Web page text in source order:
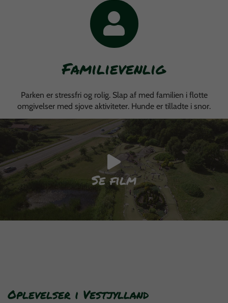
Familievenlig
Parken er stressfri og rolig. Slap af med familien i flotte
omgivelser med sjove aktiviteter. Hunde er tilladte i snor.
Se film
Oplevelser i Vestjylland